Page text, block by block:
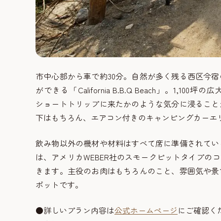
市中心部から車で約30分。自然が多く残る西区今
ができる「California B.B.Q Beach」。1,100坪の
ショートトリップに来たかのような気分に浸るこ
下はもちろん、エアコン付きのキャンピングカー
飲み物以外の機材や材料はすべて席に準備されて
は、アメリカWEBER社のスモークピットタイプ
きます。主役のお肉はもちろんのこと、雰囲気や
ポットです。
●詳しいプラン内容は公式ホームページ にご確認く